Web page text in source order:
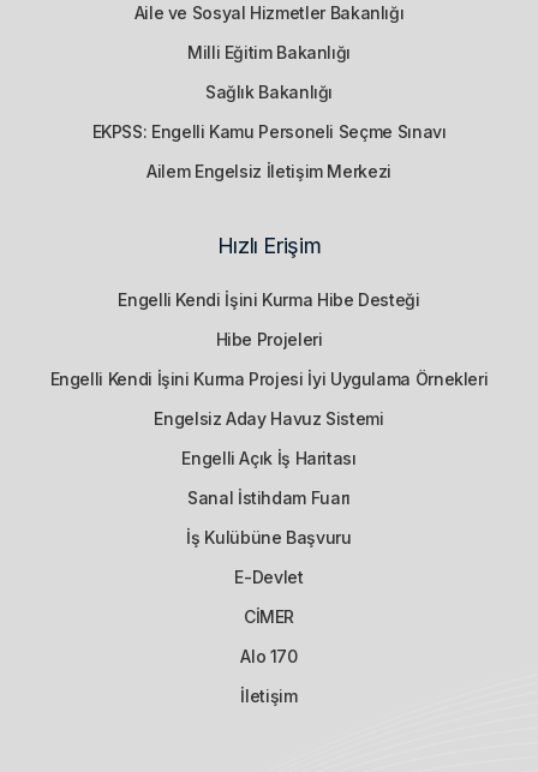
Aile ve Sosyal Hizmetler Bakanlığı
Milli Eğitim Bakanlığı
Sağlık Bakanlığı
EKPSS: Engelli Kamu Personeli Seçme Sınavı
Ailem Engelsiz İletişim Merkezi
Hızlı Erişim
Engelli Kendi İşini Kurma Hibe Desteği
Hibe Projeleri
Engelli Kendi İşini Kurma Projesi İyi Uygulama Örnekleri
Engelsiz Aday Havuz Sistemi
Engelli Açık İş Haritası
Sanal İstihdam Fuarı
İş Kulübüne Başvuru
E-Devlet
CİMER
Alo 170
İletişim